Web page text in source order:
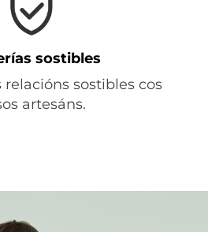
sostibles
relacións sostibles cos
artesáns.